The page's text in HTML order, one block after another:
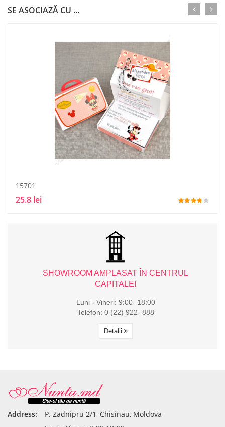
SE ASOCIAZĂ CU ...
15701
25.8 lei
SHOWROOM AMPLASAT ÎN CENTRUL
CAPITALEI
Luni - Vineri: 9:00- 18:00
Telefon: 0 (22) 922- 888
Detalii
Address:
P. Zadnipru 2/1, Chisinau, Moldova